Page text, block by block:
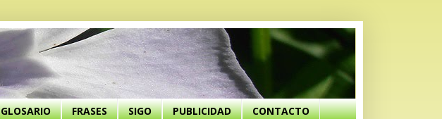
GLOSARIO FRASES SIGO PUBLICIDAD CONTACTO